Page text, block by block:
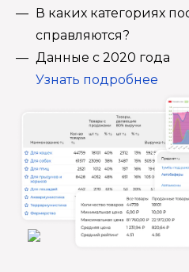
В каких категориях
справляются?
Данные с 2020 года
Узнать подробнее